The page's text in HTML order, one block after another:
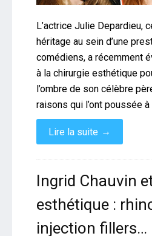
L’actrice Julie Depardieu,
héritage au sein d’une
comédiens, a récemment
à la chirurgie esthétique
l’ombre de son célèbre
raisons qui l’ont poussée
Lire la suite →
Ingrid Chauvin
esthétique :
injection fillers…